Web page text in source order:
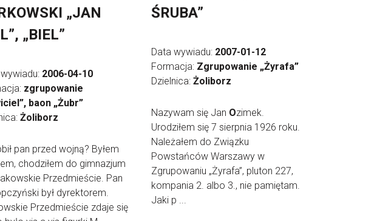
„JAN
„BIEL”
2006-04-10
zgrupowanie
baon „Żubr”
Żoliborz
pan przed wojną? Byłem
chodziłem do gimnazjum
Przedmieście. Pan
był dyrektorem.
Przedmieście zdaje się
ŚRUBA”
Data wywiadu: 2007-01-12
Formacja: Zgrupowanie „Żyrafa”
Dzielnica: Żoliborz
Nazywam się Jan Ozimek.
Urodziłem się 7 sierpnia 1926 roku.
Należałem do Związku
Powstańców Warszawy w
Zgrupowaniu „Żyrafa”, pluton 227,
kompania 2. albo 3., nie pamiętam.
Jaki p ...